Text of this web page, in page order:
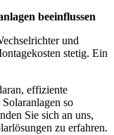
beeinflussen
und
stetig. Ein
effiziente
so
Sie sich an uns,
zu erfahren.